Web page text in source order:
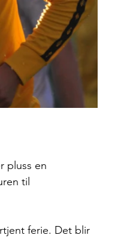
pluss en
til
ferie. Det blir